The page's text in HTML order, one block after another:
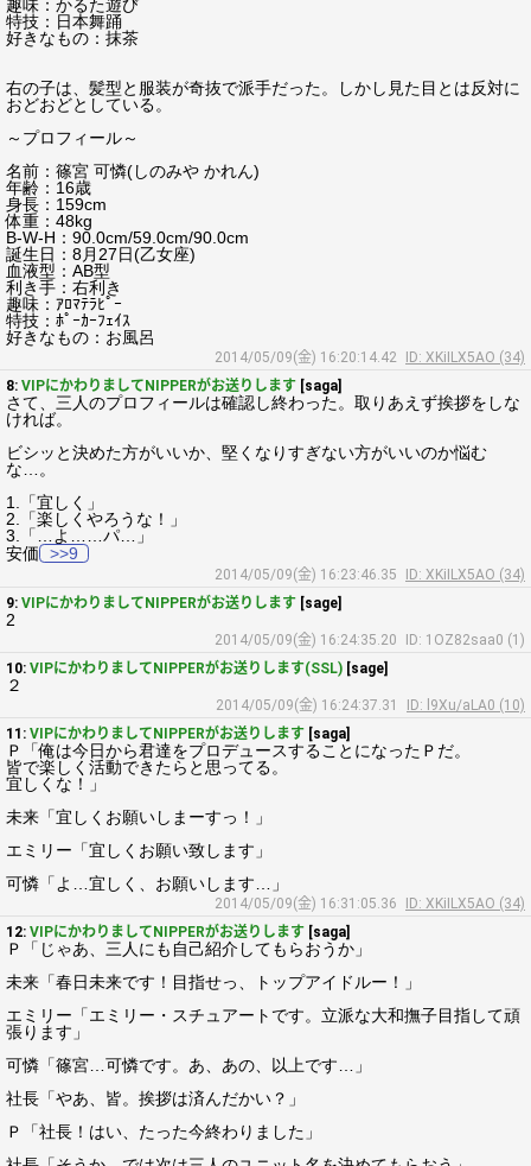
趣味：かるた遊び
特技：日本舞踊
好きなもの：抹茶
右の子は、髪型と服装が奇抜で派手だった。しかし見た目とは反対に
おどおどとしている。
～プロフィール～
名前：篠宮 可憐(しのみや かれん)
年齢：16歳
身長：159cm
体重：48kg
B-W-H：90.0cm/59.0cm/90.0cm
誕生日：8月27日(乙女座)
血液型：AB型
利き手：右利き
趣味：ｱﾛﾏﾃﾗﾋﾟｰ
特技：ﾎﾟｰｶｰﾌｪｲｽ
好きなもの：お風呂
2014/05/09(金) 16:20:14.42
ID: XKiILX5AO (34)
8: VIPにかわりましてNIPPERがお送りします [saga]
さて、三人のプロフィールは確認し終わった。取りあえず挨拶をしな
ければ。
ビシッと決めた方がいいか、堅くなりすぎない方がいいのか悩む
な…。
1.「宜しく」
2.「楽しくやろうな！」
3.「…よ……パ…」
安価
>>9
2014/05/09(金) 16:23:46.35
ID: XKiILX5AO (34)
9: VIPにかわりましてNIPPERがお送りします [sage]
2
2014/05/09(金) 16:24:35.20
ID: 1OZ82saa0 (1)
10: VIPにかわりましてNIPPERがお送りします(SSL) [sage]
２
2014/05/09(金) 16:24:37.31
ID: l9Xu/aLA0 (10)
11: VIPにかわりましてNIPPERがお送りします [saga]
Ｐ「俺は今日から君達をプロデュースすることになったＰだ。
皆で楽しく活動できたらと思ってる。
宜しくな！」
未来「宜しくお願いしまーすっ！」
エミリー「宜しくお願い致します」
可憐「よ…宜しく、お願いします…」
2014/05/09(金) 16:31:05.36
ID: XKiILX5AO (34)
12: VIPにかわりましてNIPPERがお送りします [saga]
Ｐ「じゃあ、三人にも自己紹介してもらおうか」
未来「春日未来です！目指せっ、トップアイドルー！」
エミリー「エミリー・スチュアートです。立派な大和撫子目指して頑
張ります」
可憐「篠宮…可憐です。あ、あの、以上です…」
社長「やあ、皆。挨拶は済んだかい？」
Ｐ「社長！はい、たった今終わりました」